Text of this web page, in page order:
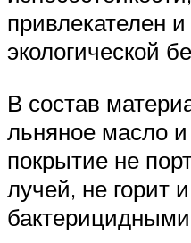
привлекателен и
экологической
В состав
льняное масло и
покрытие не
лучей, не горит